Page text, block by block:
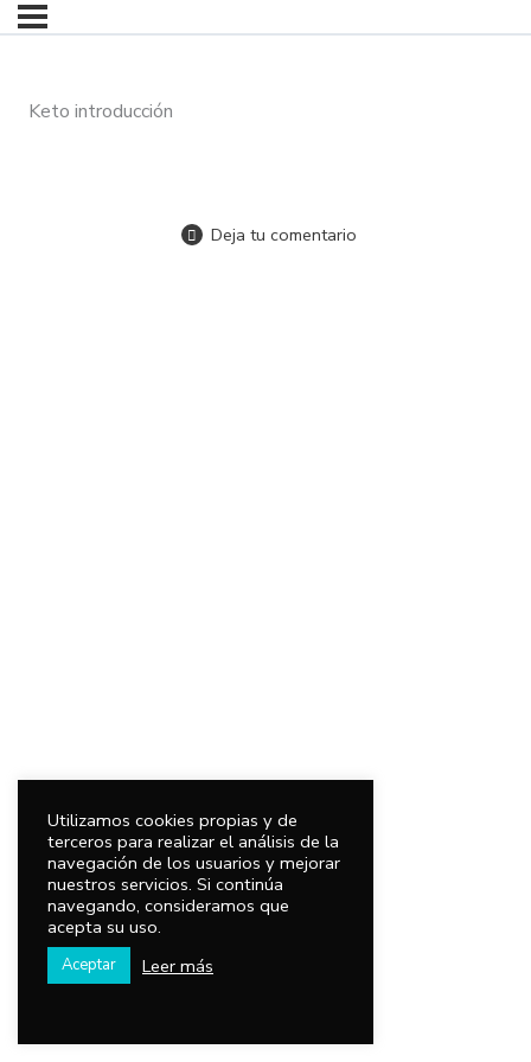
Keto introducción
Deja tu comentario
Utilizamos cookies propias y de
terceros para realizar el análisis de la
navegación de los usuarios y mejorar
nuestros servicios. Si continúa
navegando, consideramos que
acepta su uso.
Aceptar Leer más